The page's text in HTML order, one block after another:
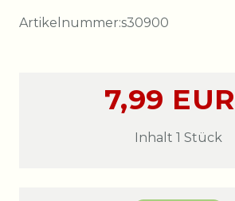
Artikelnummer:s30900
7,99 EUR
Inhalt 1 Stück